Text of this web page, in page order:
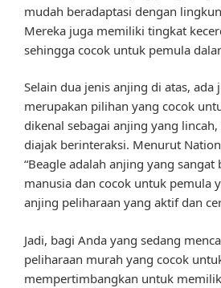
mudah beradaptasi dengan
Mereka juga memiliki tingkat
sehingga cocok untuk pemula
Selain dua jenis anjing di atas, ada
merupakan pilihan yang cocok
dikenal sebagai anjing yang
diajak berinteraksi. Menurut
“Beagle adalah anjing yang sangat
manusia dan cocok untuk pemula
anjing peliharaan yang aktif dan
Jadi, bagi Anda yang sedang
peliharaan murah yang cocok
mempertimbangkan untuk